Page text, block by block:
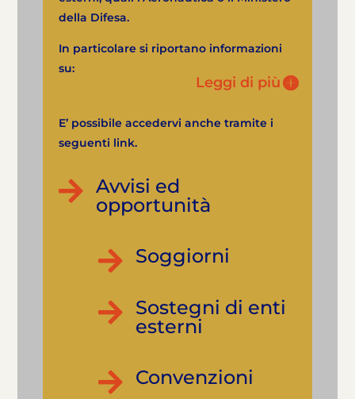
della Difesa.
In particolare si riportano informazioni
su:
Leggi di più
E’ possibile accedervi anche tramite i
seguenti link.
 Avvisi ed
opportunità
 Soggiorni
 Sostegni di enti
esterni
 Convenzioni